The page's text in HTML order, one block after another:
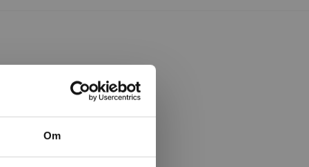
Om
Göteborgs